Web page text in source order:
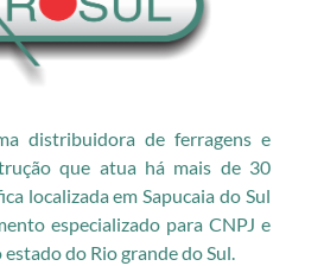
distribuidora de ferragens e
que atua há mais de 30
localizada em Sapucaia do Sul
especializado para CNPJ e
do Rio grande do Sul.